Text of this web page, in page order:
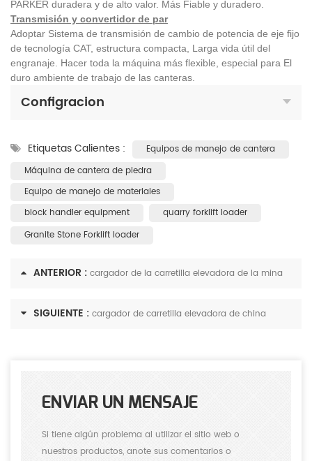
PARKER duradera y de alto valor. Más Fiable y duradero.
Transmisión y convertidor de par
Adoptar Sistema de transmisión de cambio de potencia de eje fijo
de tecnología CAT, estructura compacta, Larga vida útil del
engranaje. Hacer toda la máquina más flexible, especial para El
duro ambiente de trabajo de las canteras.
Configracion
Etiquetas Calientes :
Equipos de manejo de cantera
Máquina de cantera de piedra
Equipo de manejo de materiales
block handler equipment
quarry forklift loader
Granite Stone Forklift loader
ANTERIOR : cargador de la carretilla elevadora de la mina
SIGUIENTE : cargador de carretilla elevadora de china
ENVIAR UN MENSAJE
Si tiene algún problema al utilizar el sitio web o
nuestros productos, anote sus comentarios o